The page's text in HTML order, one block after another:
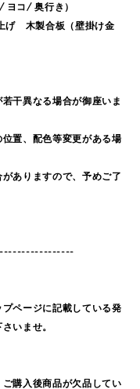
コ/ 奥行き）
げ 木製合板（壁掛け金
干異なる場合が御座いま
置、配色等変更がある場
ありますので、予めご了
ページに記載している発
いませ。
購入後商品が欠品してい